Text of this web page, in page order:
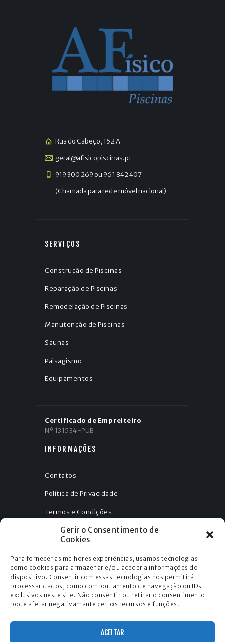
Gerir o Consentimento de
Cookies
Para fornecer as melhores experiências, usamos tecnologias
como cookies para armazenar e/ou aceder a informações do
dispositivo. Consentir com essas tecnologias nos permitirá
processar dados, como comportamento de navegação ou IDs
exclusivos neste site. Não consentir ou retirar o consentimento
pode afetar negativamante certos recursos e funções.
ACEITAR
Rua do Cabeço, 152 A
geral@afisicopiscinas.pt
919 300 269 ou 961 842 407
(Chamada para rede móvel nacional)
SERVIÇOS
Construção de Piscinas
Reparação de Piscinas
Remodelação de Piscinas
Manutenção de Piscinas
Saunas
Paisagismo
Equipamentos
Certificado de Empreiteiro
Nº 131534-PUB
INFORMAÇÕES
Contatos
Política de Privacidade
Termos e Condições
Política de Cookies (UE)
SUBSCREVA
Indique o seu email para receber os nossos
artigos sobre piscinas.